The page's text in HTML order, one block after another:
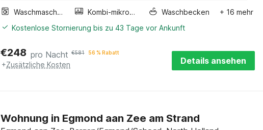
Waschmaschine
Kombi-mikrowelle Waschbecken
+ 16 mehr
Kostenlose Stornierung bis zu 43 Tage vor Ankunft
€248 pro Nacht €581 56 % Rabatt
+Zusätzliche Kosten Details ansehen
Wohnung in Egmond aan Zee am Strand